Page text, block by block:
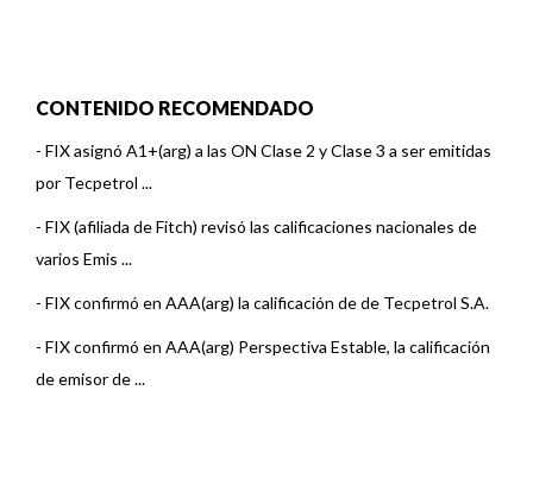
CONTENIDO RECOMENDADO
- FIX asignó A1+(arg) a las ON Clase 2 y Clase 3 a ser emitidas
por Tecpetrol ...
- FIX (afiliada de Fitch) revisó las calificaciones nacionales de
varios Emis ...
- FIX confirmó en AAA(arg) la calificación de de Tecpetrol S.A.
- FIX confirmó en AAA(arg) Perspectiva Estable, la calificación
de emisor de ...